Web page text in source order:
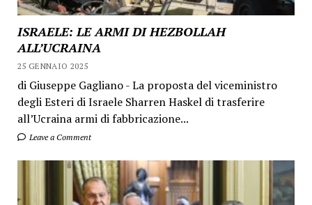
ISRAELE: LE ARMI DI HEZBOLLAH
ALL’UCRAINA
25 GENNAIO 2025
di Giuseppe Gagliano - La proposta del viceministro
degli Esteri di Israele Sharren Haskel di trasferire
all’Ucraina armi di fabbricazione...
Leave a Comment